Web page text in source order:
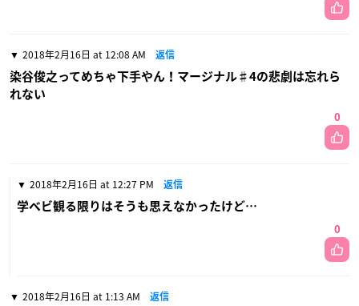
2018年2月16日 at 12:08 AM 返信
染谷俊之ってめちゃ下手やん！マージナル♯4の悲劇は忘れら
れない
0
2018年2月16日 at 12:27 PM 返信
学ベビ観る限りはそうも思えなかったけど…
0
2018年2月16日 at 1:13 AM 返信